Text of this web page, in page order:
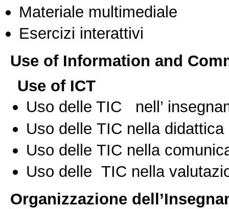
Materiale multimediale
Esercizi interattivi
Use of Information and
Use of ICT
Uso delle TIC nell’
Uso delle TIC nella
Uso delle TIC nella
Uso delle TIC nella
Organizzazione